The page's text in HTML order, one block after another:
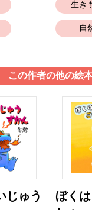
生き
自
この作者の他の絵
じゅう
ぼく